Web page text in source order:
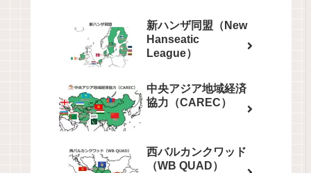
新ハンザ同盟（New
Hanseatic
League）
中央アジア地域経済
協力（CAREC）
西バルカンクワッド
（WB QUAD）